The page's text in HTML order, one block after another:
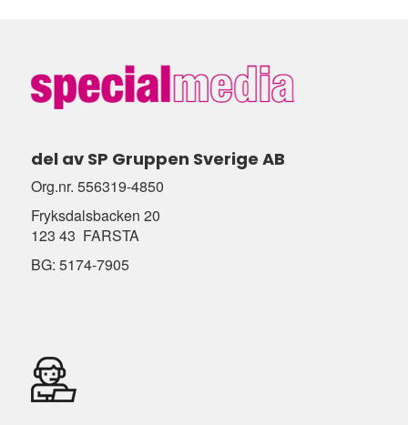
del av SP Gruppen Sverige AB
Org.nr. 556319-4850
Fryksdalsbacken 20
123 43 FARSTA
BG: 5174-7905